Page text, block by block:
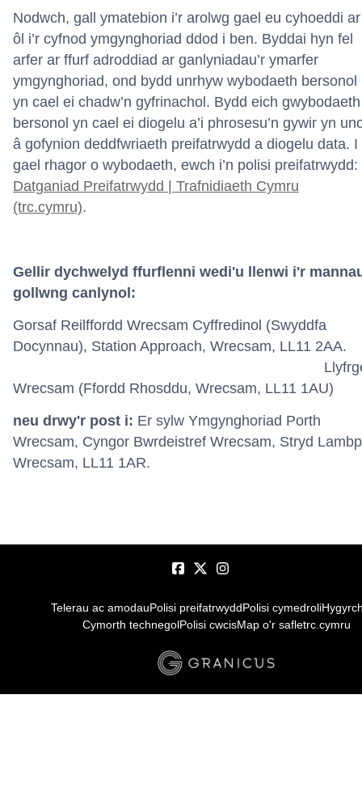
Nodwch, gall ymatebion i’r arolwg gael eu cyhoeddi ar
ôl i’r cyfnod ymgynghoriad ddod i ben. Byddai hyn fel
arfer ar ffurf adroddiad ar ganlyniadau’r ymarfer
ymgynghoriad, ond bydd unrhyw wybodaeth bersonol
yn cael ei chadw’n gyfrinachol. Bydd eich gwybodaeth
bersonol yn cael ei diogelu a’i phrosesu’n gywir yn
â gofynion deddfwriaeth preifatrwydd a diogelu data. I
gael rhagor o wybodaeth, ewch i’n polisi preifatrwydd:
Datganiad Preifatrwydd | Trafnidiaeth Cymru
(trc.cymru).
Gellir dychwelyd ffurflenni wedi'u llenwi i'r
gollwng canlynol:
Gorsaf Reilffordd Wrecsam Cyffredinol (Swyddfa
Docynnau), Station Approach, Wrecsam, LL11
Wrecsam (Ffordd Rhosddu, Wrecsam, LL11 1AU)
neu drwy'r post i: Er sylw Ymgynghoriad Porth
Wrecsam, Cyngor Bwrdeistref Wrecsam, Stryd
Wrecsam, LL11 1AR.
Telerau ac amodauPolisi preifatrwyddPolisi cymedroli
Cymorth technegolPolisi cwcisMap o'r safletrc.cymru